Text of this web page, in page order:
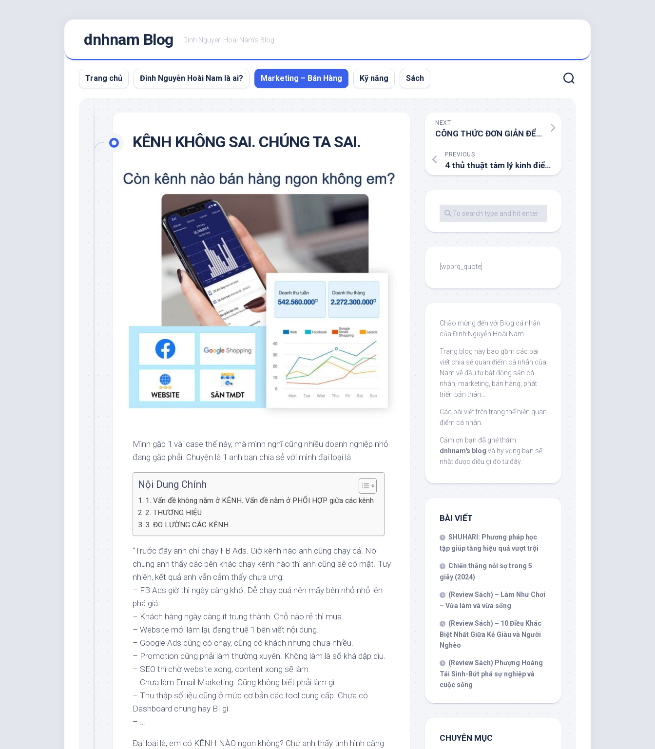
dnhnam Blog Dinh Nguyen Hoai Nam's Blog
Trang chủ Đinh Nguyễn Hoài Nam là ai? Marketing – Bán Hàng Kỹ năng Sách
KÊNH KHÔNG SAI. CHÚNG TA SAI.
Mình gặp 1 vài case thế này, mà mình nghĩ cũng nhiều doanh nghiệp nhỏ
đang gặp phải. Chuyện là 1 anh bạn chia sẻ với mình đại loại là
Nội Dung Chính
1. Vấn đề không nằm ở KÊNH. Vấn đề nằm ở PHỐI HỢP giữa các kênh
2. THƯƠNG HIỆU
3. ĐO LƯỜNG CÁC KÊNH
“Trước đây anh chỉ chạy FB Ads. Giờ kênh nào anh cũng chạy cả. Nói
chung anh thấy các bên khác chạy kênh nào thì anh cũng sẽ có mặt. Tuy
nhiên, kết quả anh vẫn cảm thấy chưa ưng:
– FB Ads giờ thì ngày càng khó. Dễ chạy quá nên mấy bên nhỏ nhỏ lên
phá giá.
– Khách hàng ngày càng ít trung thành. Chỗ nào rẻ thì mua.
– Website mới làm lại, đang thuê 1 bên viết nội dung.
– Google Ads cũng có chạy, cũng có khách nhưng chưa nhiều.
– Promotion cũng phải làm thường xuyên. Không làm là số khá dập dìu.
– SEO thì chờ website xong, content xong sẽ làm.
– Chưa làm Email Marketing. Cũng không biết phải làm gì.
– Thu thập số liệu cũng ở mức cơ bản các tool cung cấp. Chưa có
Dashboard chung hay BI gì.
– …
Đại loại là, em có KÊNH NÀO ngon không? Chứ anh thấy tình hình căng
NEXT
CÔNG THỨC ĐƠN GIẢN ĐỂ ĐẠT BẤT CỨ ĐIỀU GÌ
PREVIOUS
4 thủ thuật tâm lý kinh điển định giá sản phẩm giá cao
[wpprq_quote]
Chào mừng đến với Blog cá nhân
của Đinh Nguyễn Hoài Nam.
Trang blog này bao gồm các bài
viết chia sẻ quan điểm cá nhân của
Nam về đầu tư bất động sản cá
nhân, marketing, bán hàng, phát
triển bản thân...
Các bài viết trên trang thể hiện quan
điểm cá nhân.
Cảm ơn bạn đã ghé thăm
dnhnam's blog và hy vọng bạn sẽ
nhặt được điều gì đó từ đây.
BÀI VIẾT
SHUHARI: Phương pháp học
tập giúp tăng hiệu quả vượt trội
Chiến thắng nỗi sợ trong 5
giây (2024)
(Review Sách) – Làm Như Chơi
– Vừa làm và vừa sống
(Review Sách) – 10 Điều Khác
Biệt Nhất Giữa Kẻ Giàu và Người
Nghèo
(Review Sách) Phượng Hoàng
Tái Sinh-Bứt phá sự nghiệp và
cuộc sống
CHUYÊN MỤC